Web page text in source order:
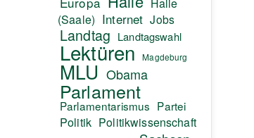
(Saale) Internet Jobs
Landtag Landtagswahl
Lektüren Magdeburg
MLU Obama
Parlament
Parlamentarismus Partei
Politik Politikwissenschaft